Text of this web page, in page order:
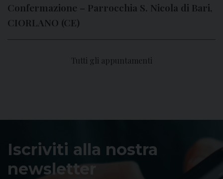
Confermazione – Parrocchia S. Nicola di Bari,
CIORLANO (CE)
Tutti gli appuntamenti
Iscriviti alla nostra
newsletter